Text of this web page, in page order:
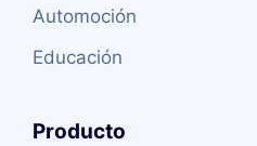
Automoción
Educación
Producto